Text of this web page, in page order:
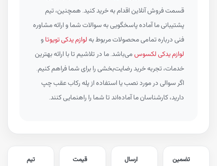
قسمت فروش آنلاین اقدام به خرید کنید. همچنین، تیم
پشتیبانی ما آماده پاسخگویی به سوالات شما و ارائه مشاوره
فنی درباره تمامی محصولات مربوط بهلوازم یدکی تویوتاو
لوازم یدکی لکسوسمی‌باشد. ما در تلاشیم تا با ارائه بهترین
خدمات، تجربه خرید رضایت‌بخشی را برای شما فراهم کنیم.
اگر سوالی در مورد نصب یا استفاده از پله رکاب عقب چپ
دارید، کارشناسان ما آماده‌اند تا شما را راهنمایی کنند.
قیمت
ارسال
تضمین